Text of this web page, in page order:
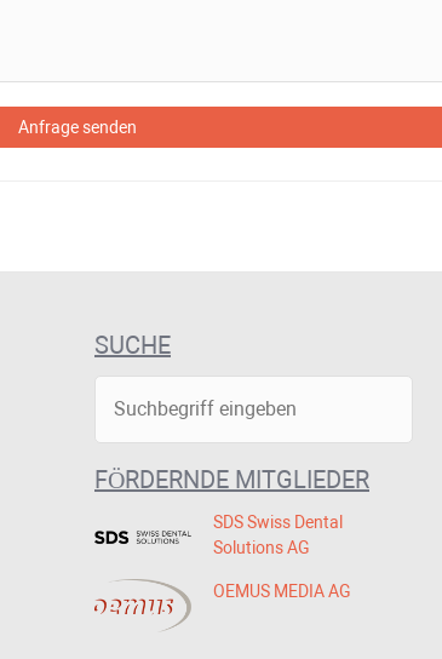
Anfrage senden
SUCHE
FÖRDERNDE MITGLIEDER
SDS Swiss Dental
Solutions AG
OEMUS MEDIA AG